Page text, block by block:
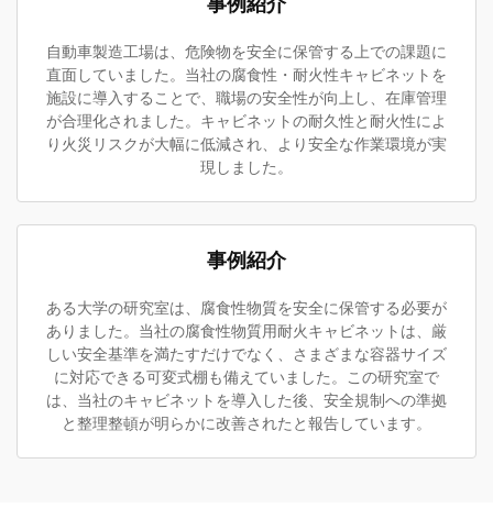
自動車製造工場は、危険物を安全に保管する上での課題に
直面していました。当社の腐食性・耐火性キャビネットを
施設に導入することで、職場の安全性が向上し、在庫管理
が合理化されました。キャビネットの耐久性と耐火性によ
り火災リスクが大幅に低減され、より安全な作業環境が実
現しました。
事例紹介
ある大学の研究室は、腐食性物質を安全に保管する必要が
ありました。当社の腐食性物質用耐火キャビネットは、厳
しい安全基準を満たすだけでなく、さまざまな容器サイズ
に対応できる可変式棚も備えていました。この研究室で
は、当社のキャビネットを導入した後、安全規制への準拠
と整理整頓が明らかに改善されたと報告しています。